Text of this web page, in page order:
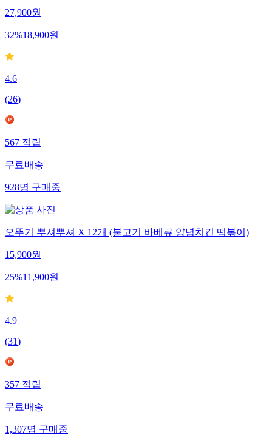
27,900원
32%18,900원
4.6
(26)
567적립
무료배송
928명구매중
오뚜기 뿌셔뿌셔 X 12개 (불고기 바베큐 양념치킨 떡볶이)
15,900원
25%11,900원
4.9
(31)
357적립
무료배송
1,307명구매중